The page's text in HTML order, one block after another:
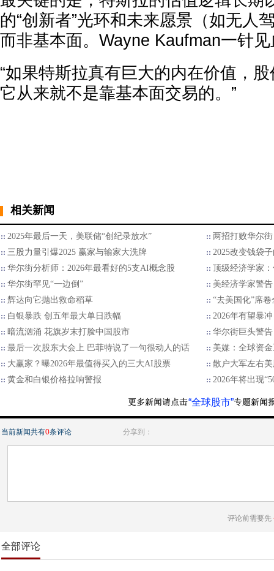
的“创新者”光环和未来愿景（如无人
而非基本面。Wayne Kaufman一针
“如果特斯拉真有巨大的内在价值，
它从来就不是靠基本面交易的。”
相关新闻
2025年最后一天，美联储“创纪录放水”
两招打败华尔
三股力量引爆2025 赢家与输家大洗牌
2025改变钱袋
华尔街分析师：2026年最看好的5支AI概念股
顶级经济学家
华尔街罕见“一边倒”
美经济学家警
辉达向它抛出救命稻草
“去美国化”席
白银暴跌 创五年最大单日跌幅
2026年有望暴
暗流汹涌 花旗岁末打脸中国股市
华尔街巨头警告
最后一次股东大会上 巴菲特说了一句很动人的话
美媒：全球资
大赢家？曝2026年最值得买入的三大AI股票
散户大军左右
黄金和白银价格拉响警报
2026年将出现
“全球股市”
当前新闻共有0条评论 分享到：
评论前需要先
全部评论